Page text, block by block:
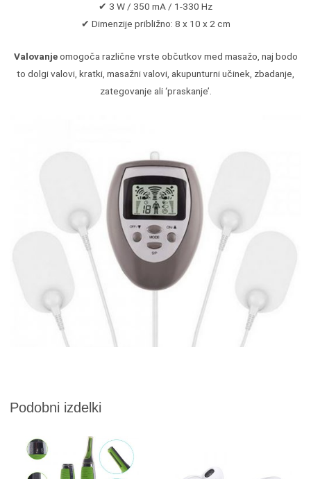
✔ 3 W / 350 mA / 1-330 Hz
✔ Dimenzije približno: 8 x 10 x 2 cm
Valovanjeomogoča različne vrste občutkov med masažo, naj bodo
to dolgi valovi, kratki, masažni valovi, akupunturni učinek, zbadanje,
zategovanje ali ‘praskanje’.
Podobni izdelki